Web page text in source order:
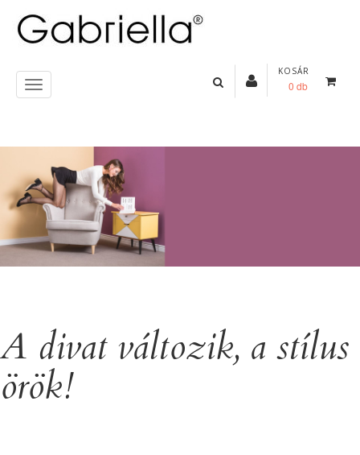
KOSÁR
0 db
A divat változik, a stílus
örök!